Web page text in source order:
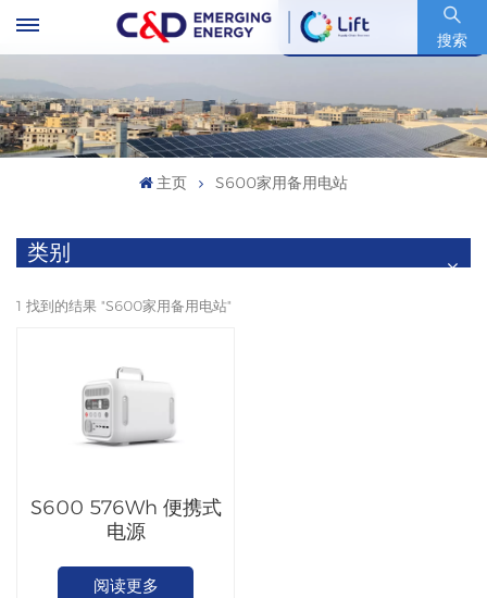
搜索
股票代码 : 600153.SH
主页 S600家用备用电站
类别
1 找到的结果 "S600家用备用电站"
S600 576Wh 便携式
电源
阅读更多